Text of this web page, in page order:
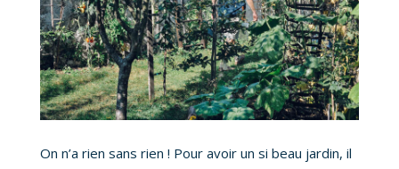
On n’a rien sans rien ! Pour avoir un si beau jardin, il